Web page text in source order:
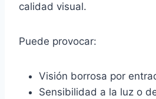
calidad visual.
Puede provocar:
Visión borrosa por
Sensibilidad a la luz o